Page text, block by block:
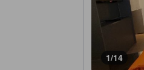
1/14